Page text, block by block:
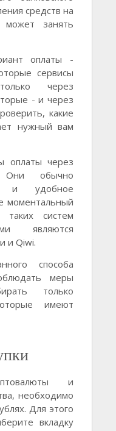
средств на
может занять
оплаты -
сервисы
через
- и через
какие
нужный вам
оплаты через
Они обычно
и удобное
моментальный
систем
являются
и Qiwi.
способа
меры
только
имеют
и
необходимо
Для этого
вкладку